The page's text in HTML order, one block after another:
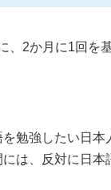
、2か月に1回を
勉強したい日
は、反対に日